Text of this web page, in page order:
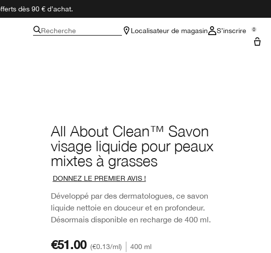
dès 90 € d’achat.
Recherche Localisateur de magasin S’inscrire 0
All About Clean™ Savon
visage liquide pour peaux
mixtes à grasses
DONNEZ LE PREMIER AVIS !
Développé par des dermatologues, ce savon
liquide nettoie en douceur et en profondeur.
Désormais disponible en recharge de 400 ml.
€51.00 €0.13/ml 400 ml